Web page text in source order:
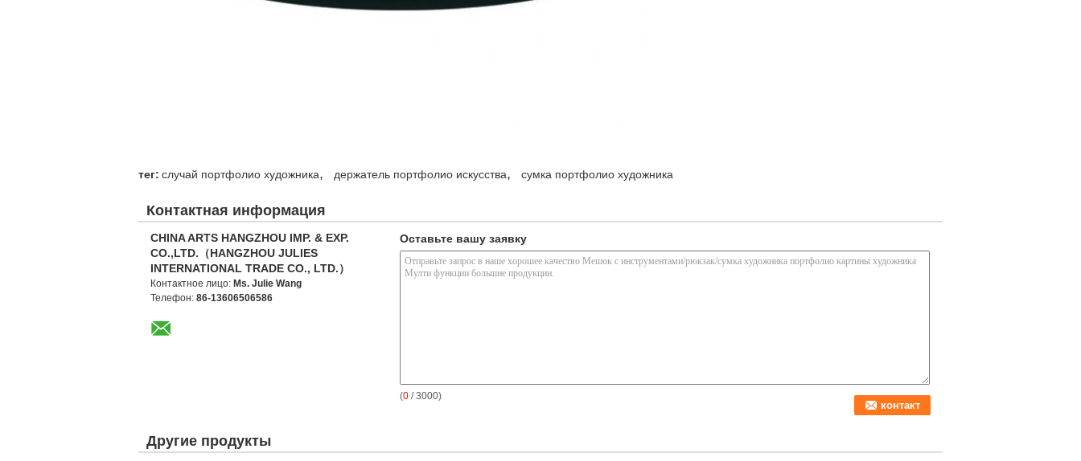
тег: случай портфолио художника, держатель портфолио искусства, сумка портфолио художника
Контактная информация
CHINA ARTS HANGZHOU IMP. & EXP.
CO.,LTD.（HANGZHOU JULIES
INTERNATIONAL TRADE CO., LTD.）
Контактное лицо: Ms. Julie Wang
Телефон: 86-13606506586
Оставьте вашу заявку
(0 / 3000)
Другие продукты